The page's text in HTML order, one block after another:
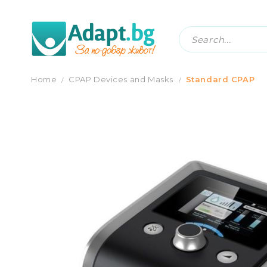
Home CPAP Devices and Masks Standard CPAP